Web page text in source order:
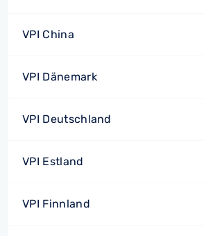
VPI China
VPI Dänemark
VPI Deutschland
VPI Estland
VPI Finnland